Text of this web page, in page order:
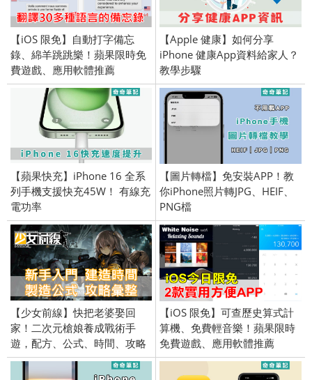
【iOS 限免】自動打字備忘
錄、綿羊跳跳樂！蘋果限時免
費遊戲、應用軟體推薦
(iPhone／iPad) 2017/10/2
【Apple 健康】如何分享
iPhone 健康App資料給家人？
教學步驟
【蘋果快充】iPhone 16 全系
列手機支援快充45W！ 有線充
電功率
【圖片轉檔】免安裝APP！教
你iPhone照片轉JPG、HEIF、
PNG檔
【少女前線】快把老婆娶回
家！二次元槍娘養成戰術手
遊，配方、公式、時間、攻略
彙整 (Android、iPhone)
【iOS 限免】可查歷史算式計
算機、免費輕音樂！蘋果限時
免費遊戲、應用軟體推薦
(iPhone／iPad) 2017/10/18